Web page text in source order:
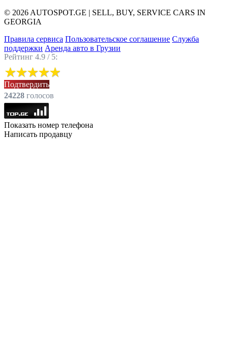
© 2026 AUTOSPOT.GE | SELL, BUY, SERVICE CARS IN
GEORGIA
Правила сервиса Пользовательское соглашение Служба
поддержки Аренда авто в Грузии
Рейтинг 4.9 / 5:
Подтвердить
24228 голоcов
Показать номер телефона
Написать продавцу